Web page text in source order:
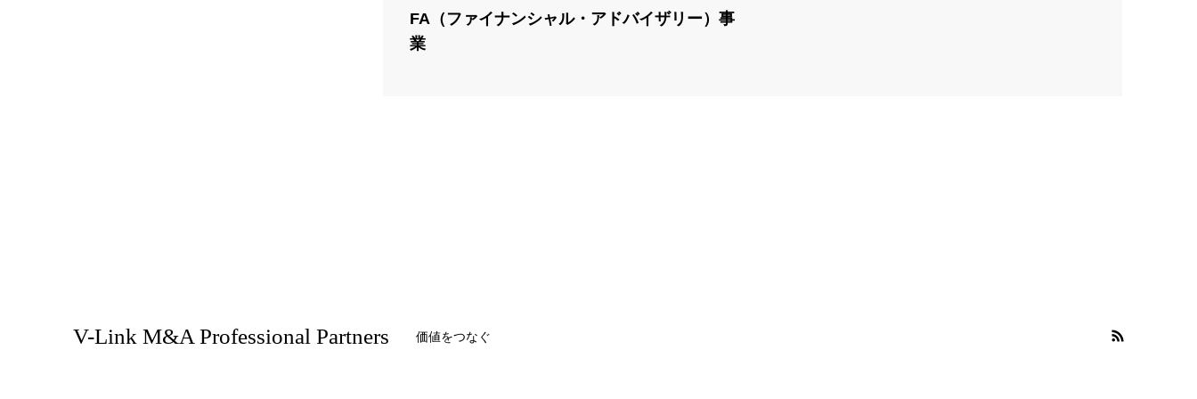
FA（ファイナンシャル・アドバイザリー）事
業
V-Link M&A Professional Partners 価値をつなぐ